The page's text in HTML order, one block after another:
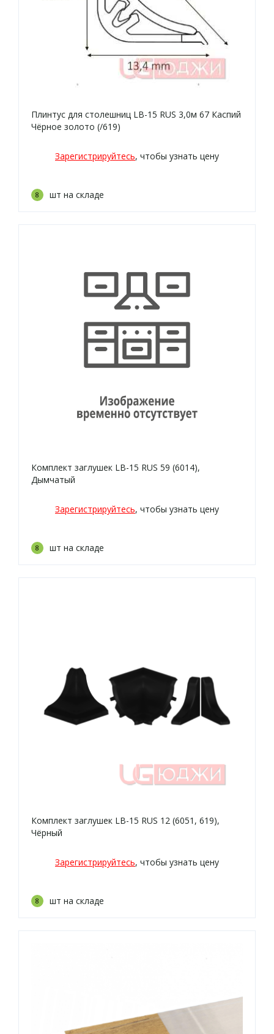
Плинтус для столешниц LB-15 RUS 3,0м 67 Каспий
Чёрное золото (/619)
Зарегистрируйтесь, чтобы узнать цену
8 шт на складе
Комплект заглушек LB-15 RUS 59 (6014),
Дымчатый
Зарегистрируйтесь, чтобы узнать цену
8 шт на складе
Комплект заглушек LB-15 RUS 12 (6051, 619),
Чёрный
Зарегистрируйтесь, чтобы узнать цену
8 шт на складе